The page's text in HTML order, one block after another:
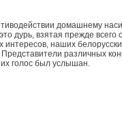
домашнему
дурь, взятая прежде
наших
различных
голос был услышан.